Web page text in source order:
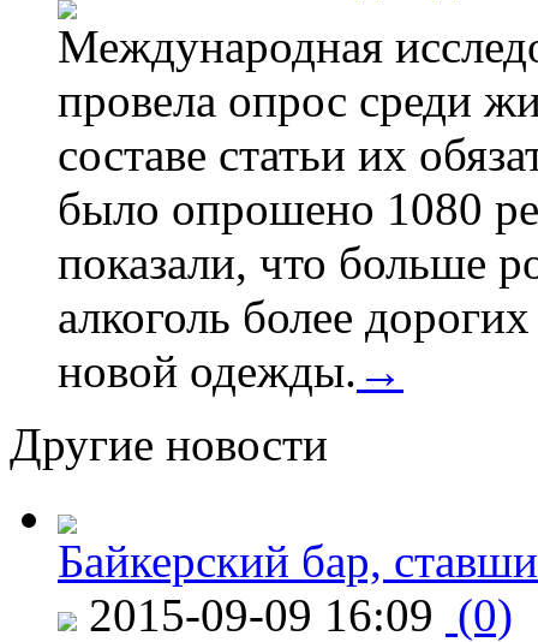
Международная
провела опрос среди
составе статьи их
было опрошено 1080
показали, что больше
алкоголь более
новой одежды. →
Другие новости
Байкерский бар,
2015-09-09 16:09 (0)